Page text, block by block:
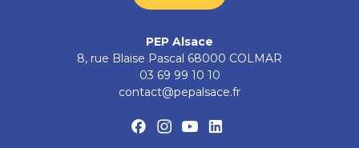
PEP Alsace
8, rue Blaise Pascal 68000 COLMAR
03 69 99 10 10
contact@pepalsace.fr